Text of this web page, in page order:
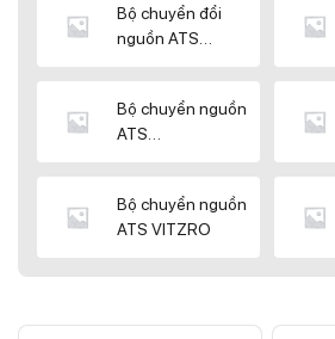
Bộ chuyển đổi
nguồn ATS
Bộ chuyển nguồn
ATS
Bộ chuyển nguồn
ATS VITZRO